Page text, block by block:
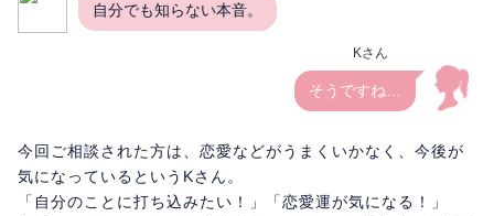
自分でも知らない本音。
Kさん
そうですね…
今回ご相談された方は、恋愛などがうまくいかなく、今後が
気になっているというKさん。
「自分のことに打ち込みたい！」「恋愛運が気になる！」